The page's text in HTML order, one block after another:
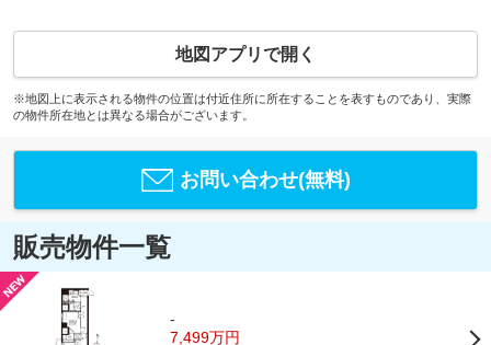
地図アプリで開く
※地図上に表示される物件の位置は付近住所に所在することを表すものであり、実際
の物件所在地とは異なる場合がございます。
お問い合わせ(無料)
販売物件一覧
-
7,499万円